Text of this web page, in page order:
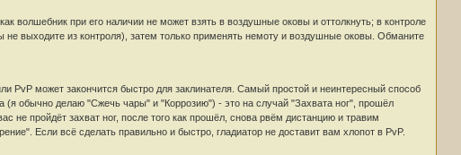
волшебник при его наличии не может взять в воздушные оковы и оттолкнуть; в контроле
выходите из контроля), затем только применять немоту и воздушные оковы. Обманите
PvP может закончится быстро для заклинателя. Самый простой и неинтересный способ
(я обычно делаю "Сжечь чары" и "Коррозию") - это на случай "Захвата ног", прошёл
не пройдёт захват ног, после того как прошёл, снова рвём дистанцию и травим
Если всё сделать правильно и быстро, гладиатор не доставит вам хлопот в PvP.